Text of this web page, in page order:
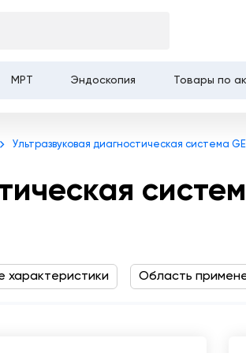
МРТ Эндоскопия Товары по
Ультразвуковая диагностическая система
GE
характеристики Область